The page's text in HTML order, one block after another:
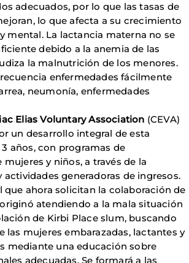
adecuados, por lo que las tasas de
lo que afecta a su crecimiento
mental. La lactancia materna no se
debido a la anemia de las
la malnutrición de los menores.
enfermedades fácilmente
neumonía, enfermedades
Elias Voluntary Association (CEVA)
un desarrollo integral de esta
años, con programas de
y niños, a través de la
actividades generadoras de ingresos.
que ahora solicitan la colaboración de
atendiendo a la mala situación
de Kirbi Place slum, buscando
las mujeres embarazadas, lactantes y
mediante una educación sobre
adecuadas. Se formará a las